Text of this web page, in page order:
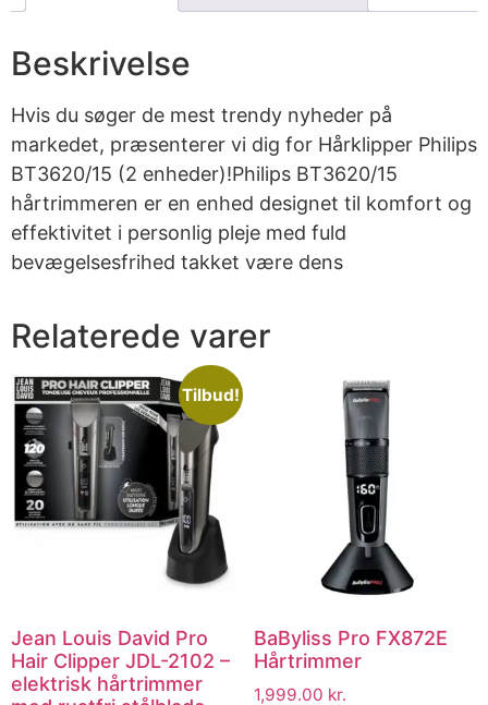
Beskrivelse
Hvis du søger de mest trendy nyheder på
markedet, præsenterer vi dig for Hårklipper Philips
BT3620/15 (2 enheder)!Philips BT3620/15
hårtrimmeren er en enhed designet til komfort og
effektivitet i personlig pleje med fuld
bevægelsesfrihed takket være dens
Relaterede varer
Tilbud!
Jean Louis David Pro
Hair Clipper JDL-2102 –
elektrisk hårtrimmer
BaByliss Pro FX872E
Hårtrimmer
1,999.00 kr.